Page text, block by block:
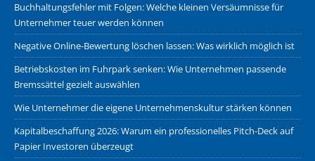
Buchhaltungsfehler mit Folgen: Welche kleinen Versäumnisse für
Unternehmer teuer werden können
Negative Online-Bewertung löschen lassen: Was wirklich möglich ist
Betriebskosten im Fuhrpark senken: Wie Unternehmen passende
Bremssättel gezielt auswählen
Wie Unternehmer die eigene Unternehmenskultur stärken können
Kapitalbeschaffung 2026: Warum ein professionelles Pitch-Deck auf
Papier Investoren überzeugt